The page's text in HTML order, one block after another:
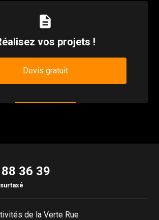
description
vos projets !
Devis gratuit
36 39
de la Verte Rue